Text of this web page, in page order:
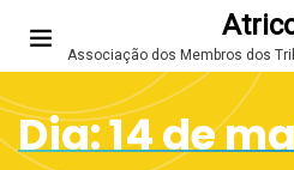
Associação dos Membros dos
Dia:14 de